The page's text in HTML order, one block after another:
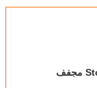
التجفيف Stong Pertinency مجفف